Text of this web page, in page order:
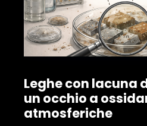
Leghe con lacuna
un occhio a
atmosferiche